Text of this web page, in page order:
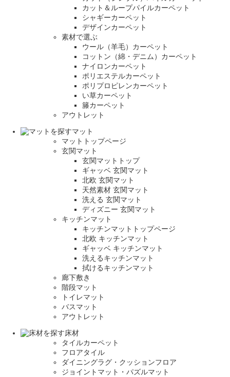
カット＆ループパイルカーペット
シャギーカーペット
デザインカーペット
素材で選ぶ
ウール（羊毛）カーペット
コットン（綿・デニム）カーペット
ナイロンカーペット
ポリエステルカーペット
ポリプロピレンカーペット
い草カーペット
籐カーペット
アウトレット
マット
マットトップページ
玄関マット
玄関マットトップ
ギャッベ 玄関マット
北欧 玄関マット
天然素材 玄関マット
洗える 玄関マット
ディズニー 玄関マット
キッチンマット
キッチンマットトップページ
北欧 キッチンマット
ギャッベ キッチンマット
洗えるキッチンマット
拭けるキッチンマット
廊下敷き
階段マット
トイレマット
バスマット
アウトレット
床材
タイルカーペット
フロアタイル
ダイニングラグ・クッションフロア
ジョイントマット・パズルマット